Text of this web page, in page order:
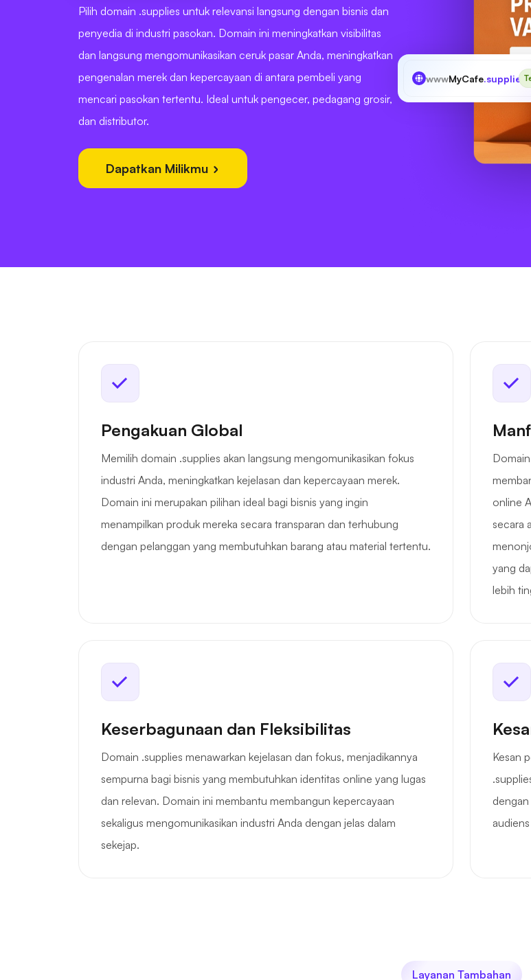
Pilih domain .supplies untuk relevansi langsung dengan bisnis dan
penyedia di industri pasokan. Domain ini meningkatkan visibilitas
dan langsung mengomunikasikan ceruk pasar Anda, meningkatkan
pengenalan merek dan kepercayaan di antara pembeli yang
mencari pasokan tertentu. Ideal untuk pengecer, pedagang grosir,
dan distributor.
Dapatkan Milikmu
wwwMyCafe.supplies
Pengakuan Global
Memilih domain .supplies akan langsung mengomunikasikan fokus
industri Anda, meningkatkan kejelasan dan kepercayaan merek.
Domain ini merupakan pilihan ideal bagi bisnis yang ingin
menampilkan produk mereka secara transparan dan terhubung
dengan pelanggan yang membutuhkan barang atau material tertentu.
online
secara
yang
lebih
Keserbagunaan dan Fleksibilitas
Domain .supplies menawarkan kejelasan dan fokus, menjadikannya
sempurna bagi bisnis yang membutuhkan identitas online yang lugas
dan relevan. Domain ini membantu membangun kepercayaan
sekaligus mengomunikasikan industri Anda dengan jelas dalam
sekejap.
Kesan
Layanan Tambahan